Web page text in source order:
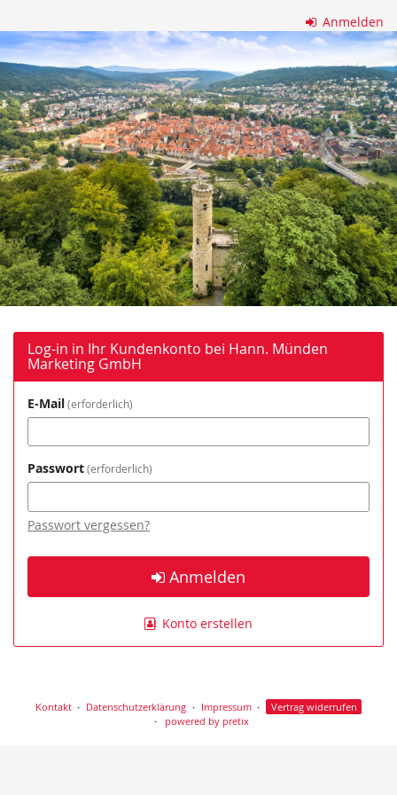
Haupt-
Inhalt
springen
Anmelden
Hann.
Münden
Marketing
GmbH
Log-in in Ihr Kundenkonto bei Hann. Münden
Marketing GmbH
E-Mail erforderlich
Passwort erforderlich
Passwort vergessen?
Anmelden
Konto erstellen
Kontakt Datenschutzerklärung Impressum
Vertrag widerrufen
powered by pretix